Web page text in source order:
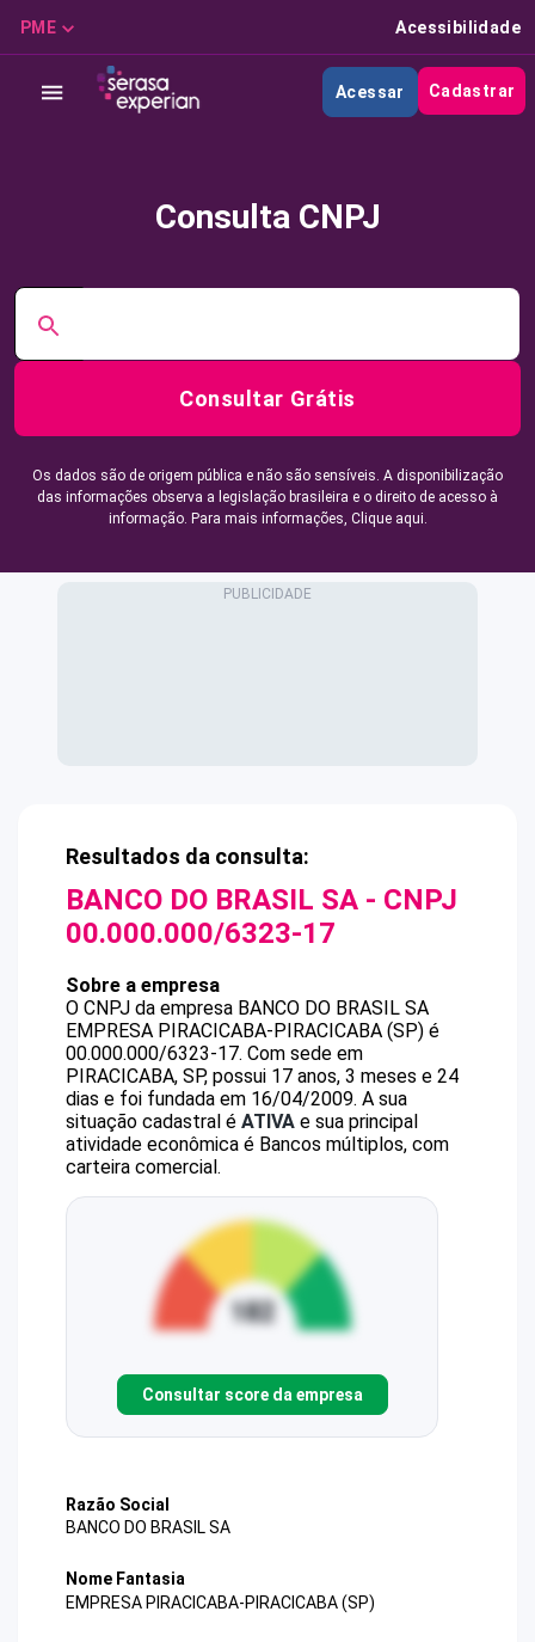
PME Acessibilidade
Acessar Cadastrar
Consulta CNPJ
Consultar Grátis
Os dados são de origem pública e não são sensíveis. A disponibilização
das informações observa a legislação brasileira e o direito de acesso à
informação. Para mais informações, Clique aqui.
Resultados da consulta:
BANCO DO BRASIL SA - CNPJ
00.000.000/6323-17
Sobre a empresa
O CNPJ da empresa BANCO DO BRASIL SA
EMPRESA PIRACICABA-PIRACICABA (SP) é
00.000.000/6323-17. Com sede em
PIRACICABA, SP, possui 17 anos, 3 meses e 24
dias e foi fundada em 16/04/2009. A sua
situação cadastral é ATIVA e sua principal
atividade econômica é Bancos múltiplos, com
carteira comercial.
Consultar score da empresa
Razão Social
BANCO DO BRASIL SA
Nome Fantasia
EMPRESA PIRACICABA-PIRACICABA (SP)